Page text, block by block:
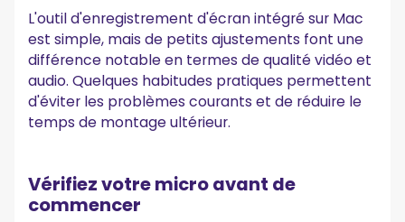
L'outil d'enregistrement d'écran intégré sur Mac
est simple, mais de petits ajustements font une
différence notable en termes de qualité vidéo et
audio. Quelques habitudes pratiques permettent
d'éviter les problèmes courants et de réduire le
temps de montage ultérieur.
Vérifiez votre micro avant de
commencer